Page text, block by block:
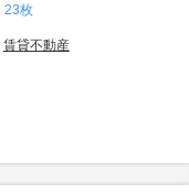
23枚
賃貸不動産